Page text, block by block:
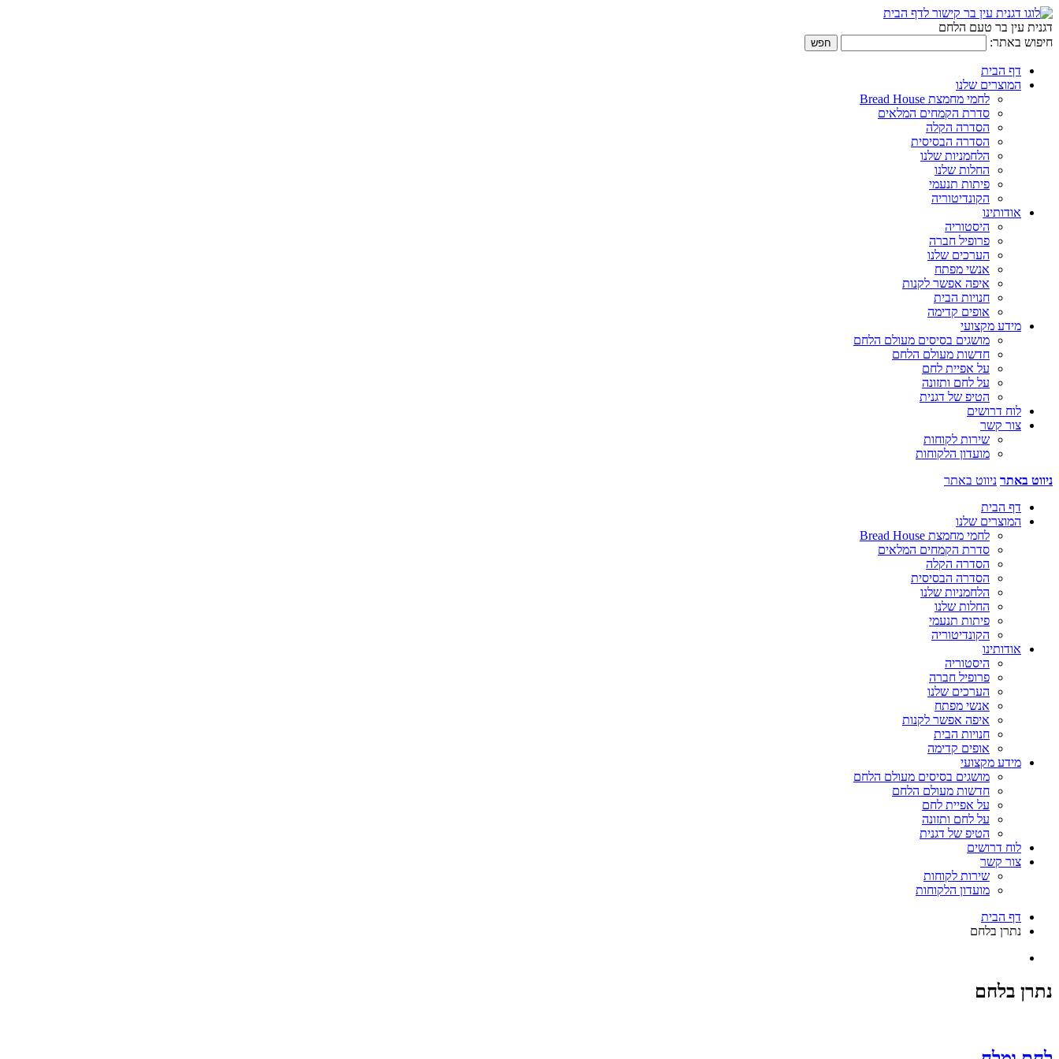
דגנית עין בר טעם הלחם
חיפוש באתר:
דף הבית
המוצרים שלנו
לחמי מחמצת Bread House
סדרת הקמחים המלאים
הסדרה הקלה
הסדרה הבסיסית
הלחמניות שלנו
החלות שלנו
פיתות תנעמי
הקונדיטוריה
אודותינו
היסטוריה
פרופיל חברה
הערכים שלנו
אנשי מפתח
איפה אפשר לקנות
חנויות הבית
אופים קדימה
מידע מקצועי
מושגים בסיסים מעולם הלחם
חדשות מעולם הלחם
על אפיית לחם
על לחם ותזונה
הטיפ של דגנית
לוח דרושים
צור קשר
שירות לקוחות
מועדון הלקוחות
ניווט באתר ניווט באתר
דף הבית
המוצרים שלנו
לחמי מחמצת Bread House
סדרת הקמחים המלאים
הסדרה הקלה
הסדרה הבסיסית
הלחמניות שלנו
החלות שלנו
פיתות תנעמי
הקונדיטוריה
אודותינו
היסטוריה
פרופיל חברה
הערכים שלנו
אנשי מפתח
איפה אפשר לקנות
חנויות הבית
אופים קדימה
מידע מקצועי
מושגים בסיסים מעולם הלחם
חדשות מעולם הלחם
על אפיית לחם
על לחם ותזונה
הטיפ של דגנית
לוח דרושים
צור קשר
שירות לקוחות
מועדון הלקוחות
דף הבית
נתרן בלחם
נתרן בלחם